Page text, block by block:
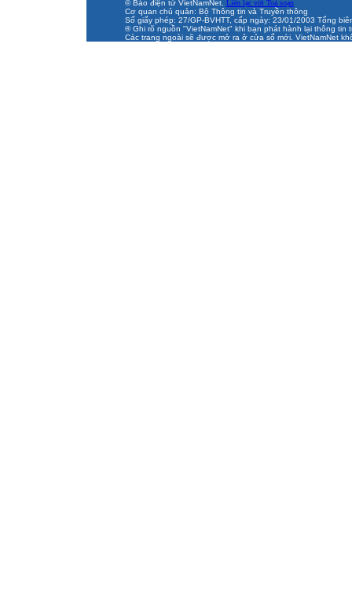
© Báo điện tử VietNamNet. Liên lạc với Toà soạn
Cơ quan chủ quản: Bộ Thông tin và Truyền thông
Số giấy phép: 27/GP-BVHTT, cấp ngày: 23/01/2003 Tổng
® Ghi rõ nguồn "VietNamNet" khi bạn phát hành lại thông tin
Các trang ngoài sẽ được mở ra ở cửa sổ mới. VietNamNet